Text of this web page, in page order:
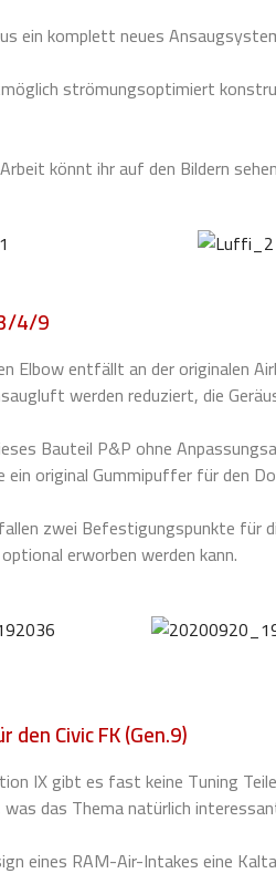
ein komplett neues
strömungsoptimiert
könnt ihr auf den Bildern
4/9
Elbow entfällt an der originalen
werden reduziert, die
Bauteil P&P ohne
ein original Gummipuffer für den
zwei Befestigungspunkte für
erworben werden kann.
Civic FK (Gen.9)
IX gibt es fast keine Tuning
das Thema natürlich
eines RAM-Air-Intakes eine